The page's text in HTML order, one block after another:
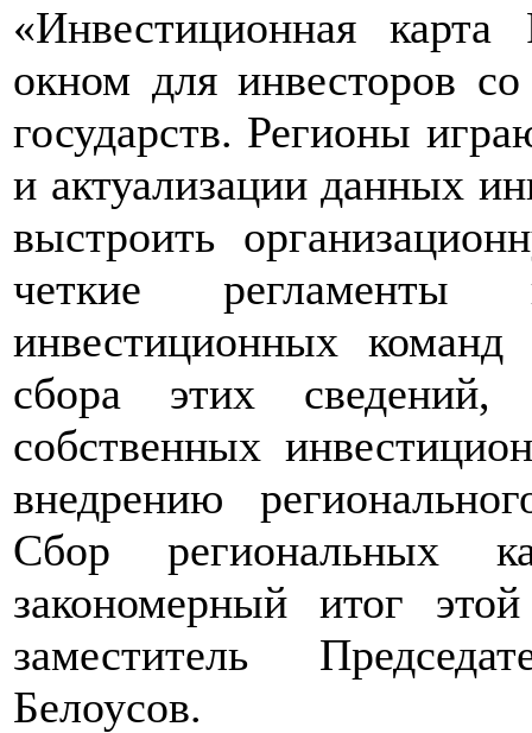
«Инвестиционная
окном для инвесторов
государств. Регионы
и актуализации данных
выстроить
четкие
инвестиционных
сбора этих сведений,
собственных
внедрению
Сбор региональных
закономерный итог
заместитель
Белоусов.